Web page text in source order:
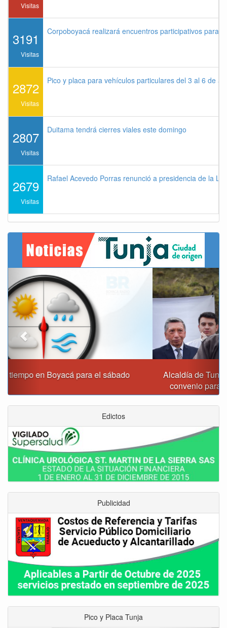
Visitas
3191
Visitas
Corpoboyacá realizará encuentros participativos para
2872
Visitas
Pico y placa para vehículos particulares del 3 al 6 de
2807
Visitas
Duitama tendrá cierres viales este domingo
2679
Visitas
Rafael Acevedo Porras renunció a presidencia de la
Alcaldía de Tunja y Gobernación de Boyacá firmaron
convenio para el mantenimiento de vía Moniquirá
Previous Next
Edictos
Publicidad
Pico y Placa Tunja